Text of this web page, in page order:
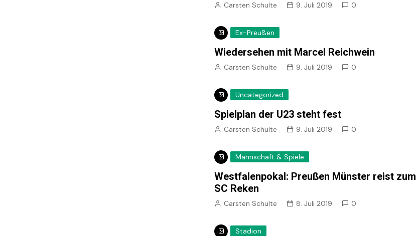
Carsten Schulte 9. Juli 2019 0
Ex-Preußen
Wiedersehen mit Marcel Reichwein
Carsten Schulte 9. Juli 2019 0
Uncategorized
Spielplan der U23 steht fest
Carsten Schulte 9. Juli 2019 0
Mannschaft & Spiele
Westfalenpokal: Preußen Münster reist zum
SC Reken
Carsten Schulte 8. Juli 2019 0
Stadion